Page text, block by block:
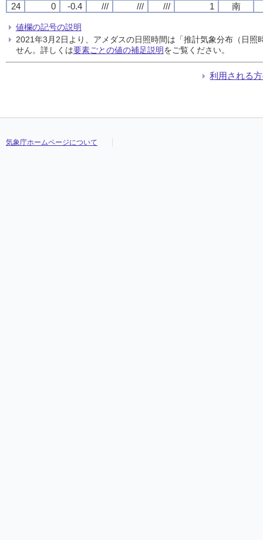
24
0 -0.4 /// /// /// 1 南
値欄の記号の説明
2021年3月2日より、アメダスの日照時間は「推計気象分布（日
せん。詳しくは要素ごとの値の補足説明をご覧ください。
利用される
気象庁ホームページについて